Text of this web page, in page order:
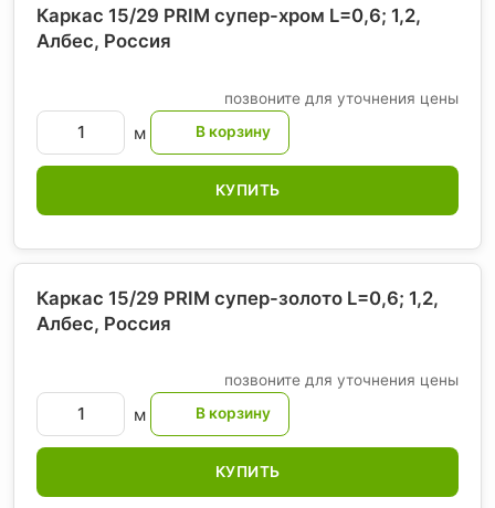
Каркас 15/29 PRIM супер-хром L=0,6; 1,2,
Албес, Россия
позвоните для уточнения цены
м
КУПИТЬ
Каркас 15/29 PRIM супер-золото L=0,6; 1,2,
Албес, Россия
позвоните для уточнения цены
м
КУПИТЬ